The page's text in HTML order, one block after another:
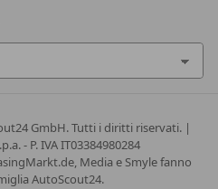
GmbH. Tutti i diritti riservati. |
- P. IVA IT03384980284
Media e Smyle fanno
AutoScout24.